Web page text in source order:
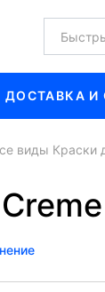
ДОСТАВКА И
виды Краски